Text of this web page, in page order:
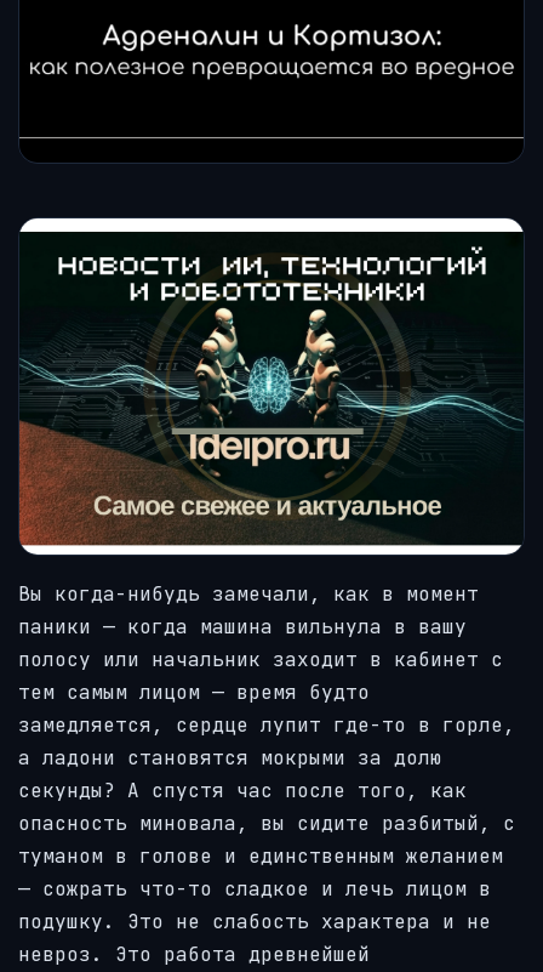
Вы когда-нибудь замечали, как в момент
паники — когда машина вильнула в вашу
полосу или начальник заходит в кабинет с
тем самым лицом — время будто
замедляется, сердце лупит где-то в горле,
а ладони становятся мокрыми за долю
секунды? А спустя час после того, как
опасность миновала, вы сидите разбитый, с
туманом в голове и единственным желанием
— сожрать что-то сладкое и лечь лицом в
подушку. Это не слабость характера и не
невроз. Это работа древнейшей